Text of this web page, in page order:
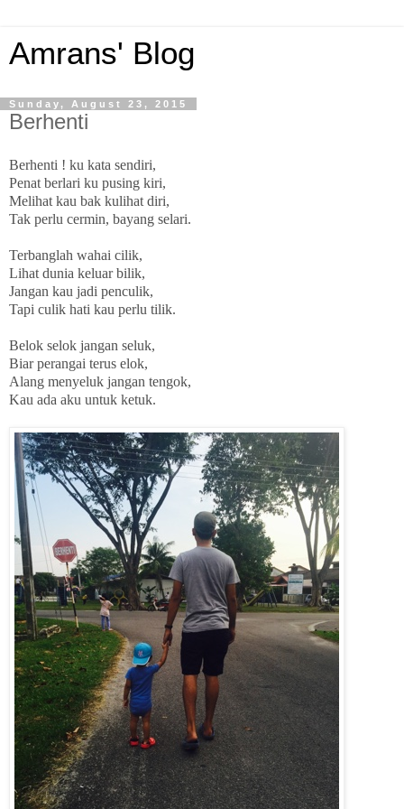
Amrans' Blog
Sunday, August 23, 2015
Berhenti
Berhenti ! ku kata sendiri,
Penat berlari ku pusing kiri,
Melihat kau bak kulihat diri,
Tak perlu cermin, bayang selari.
Terbanglah wahai cilik,
Lihat dunia keluar bilik,
Jangan kau jadi penculik,
Tapi culik hati kau perlu tilik.
Belok selok jangan seluk,
Biar perangai terus elok,
Alang menyeluk jangan tengok,
Kau ada aku untuk ketuk.